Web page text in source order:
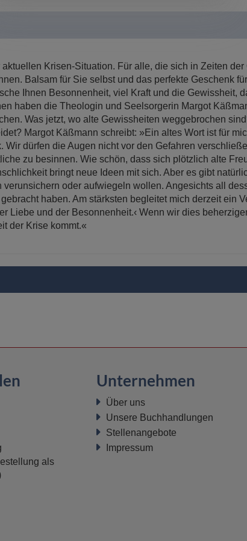
Krisen-Situation. Für alle, die sich in Zeiten
Balsam für Sie selbst und das perfekte Geschenk
Ihnen Besonnenheit, viel Kraft und die Gewissheit,
haben die Theologin und Seelsorgerin Margot
Was jetzt, wo alte Gewissheiten weggebrochen
Margot Käßmann schreibt: »Ein altes Wort ist für
dürfen die Augen nicht vor den Gefahren
zu besinnen. Wie schön, dass sich plötzlich alte
bringt neue Ideen mit sich. Aber es gibt
oder aufwiegeln wollen. Angesichts all
haben. Am stärksten begleitet mich derzeit ein
Liebe und der Besonnenheit.‹ Wenn wir dies
der Krise kommt.«
als
Unternehmen
Über uns
Unsere Buchhandlungen
Stellenangebote
Impressum